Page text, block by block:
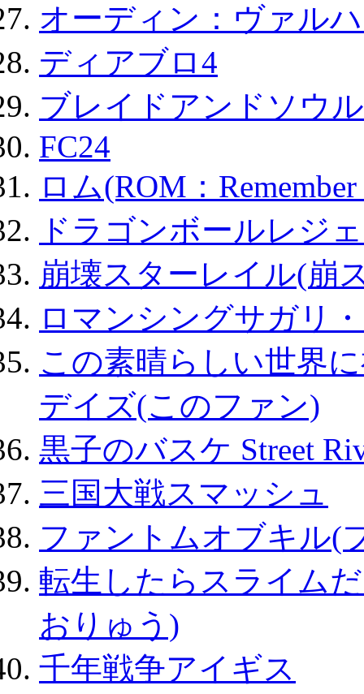
オーディン：ヴァル
ディアブロ4
ブレイドアンドソウ
FC24
ロム(ROM：
ドラゴンボールレジ
崩壊スターレイル(崩
ロマンシングサガリ
この素晴らしい世界
デイズ(このファン)
黒子のバスケ Street
三国大戦スマッシュ
ファントムオブキル(
転生したらスライム
おりゅう)
千年戦争アイギス